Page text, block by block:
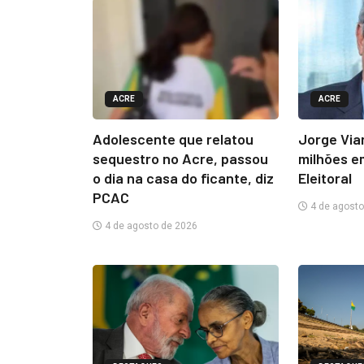
ACRE
Adolescente que relatou
sequestro no Acre, passou
o dia na casa do ficante, diz
PCAC
4 de agosto de 2026
ACRE
Jorge
milhões
Eleitoral
4 de